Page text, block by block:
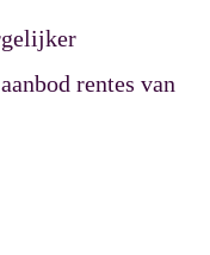
rentes van